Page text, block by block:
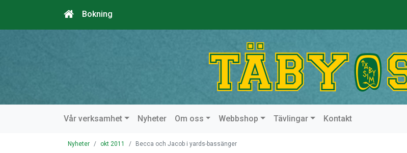
Bokning
Vår verksamhet Nyheter Om oss Webbshop Tävlingar Kontakt
Nyheter okt 2011 Becca och Jacob i yards-bassänger